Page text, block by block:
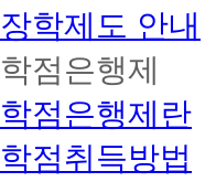
장학제도 안내
학점은행제
학점은행제란
학점취득방법